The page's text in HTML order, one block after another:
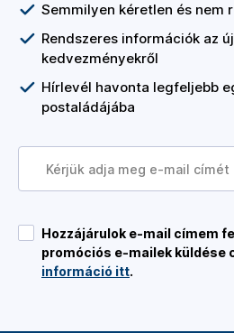
Semmilyen kéretlen és nem
Rendszeres információk az
kedvezményekről
Hírlevél havonta legfeljebb
postaládájába
Hozzájárulok e-mail címem
promóciós e-mailek küldése
információ itt.